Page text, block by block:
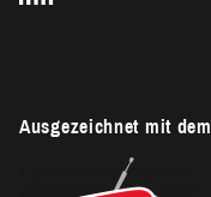
Ausgezeichnet mit dem